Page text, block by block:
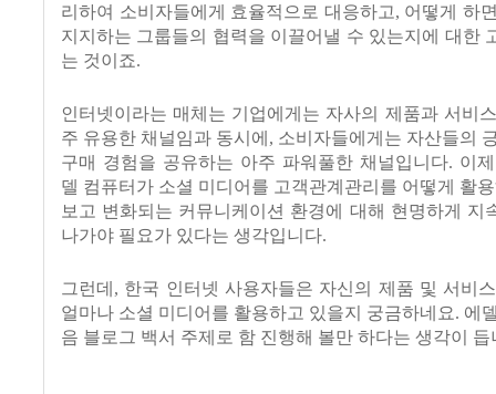
리하여 소비자들에게 효율적으로 대응하고, 어떻게 하
지지하는 그룹들의 협력을 이끌어낼 수 있는지에 대한
는 것이죠.
인터넷이라는 매체는 기업에게는 자사의 제품과 서비
주 유용한 채널임과 동시에, 소비자들에게는 자산들의
구매 경험을 공유하는 아주 파워풀한 채널입니다. 이
델 컴퓨터가 소셜 미디어를 고객관계관리를 어떻게 활
보고 변화되는 커뮤니케이션 환경에 대해 현명하게 지
나가야 필요가 있다는 생각입니다.
그런데, 한국 인터넷 사용자들은 자신의 제품 및 서비
얼마나 소셜 미디어를 활용하고 있을지 궁금하네요. 에
음 블로그 백서 주제로 함 진행해 볼만 하다는 생각이 듭